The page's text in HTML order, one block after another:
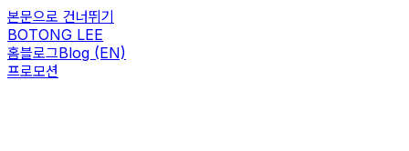
본문으로 건너뛰기
BOTONG LEE
홈블로그Blog (EN)
프로모션